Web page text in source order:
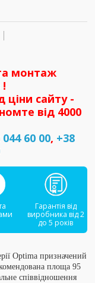
монтаж
ціни сайту -
від 4000
60 00, +38
Гарантія від
виробника від 2
до 5 років
Optima призначений
площа 95
співвідношення